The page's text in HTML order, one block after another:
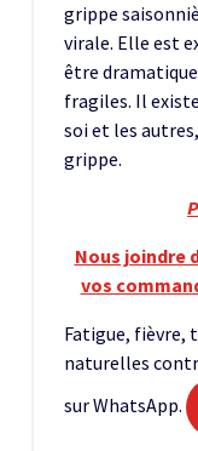
grippe
virale. Elle est
être
fragiles. Il
soi et les
grippe.
Nous joindre
vos
Fatigue, fièvre,
naturelles
sur WhatsApp.